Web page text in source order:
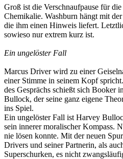
Groß ist die Verschnaufpause für
Chemikalie. Washburn hängt mit
die ihm einen Hinweis liefert.
sowieso nur extrem kurz ist.
Ein ungelöster Fall
Marcus Driver wird zu einer
einer Stimme in seinem Kopf
des Gesprächs schießt sich Booker
Bullock, der seine ganz eigene
ins Spiel.
Ein ungelöster Fall ist Harvey
sein innerer moralischer Kompass.
nie lösen konnte. Mit der neuen
Drivers und seiner Partnerin, als
Superschurken, es nicht